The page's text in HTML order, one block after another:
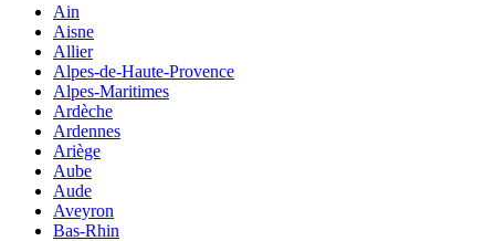
Ain
Aisne
Allier
Alpes-de-Haute-Provence
Alpes-Maritimes
Ardèche
Ardennes
Ariège
Aube
Aude
Aveyron
Bas-Rhin